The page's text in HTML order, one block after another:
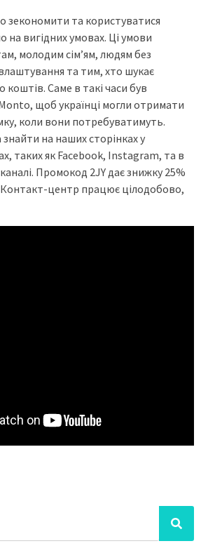
зекономити та користуватися
на вигідних умовах. Ці умови
молодим сім’ям, людям без
та тим, хто шукає
Саме в такі часи був
щоб українці могли отримати
коли вони потребуватимуть.
на наших сторінках у
таких як Facebook, Instagram, та в
Промокод 2JY дає знижку 25%
центр працює цілодобово,